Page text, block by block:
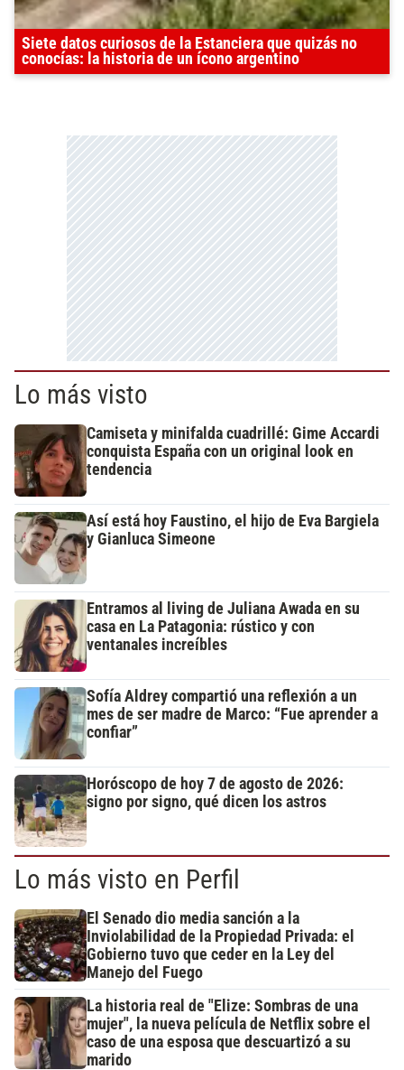
Siete datos curiosos de la Estanciera que quizás no
conocías: la historia de un ícono argentino
Lo más visto
Camiseta y minifalda cuadrillé: Gime Accardi
conquista España con un original look en
tendencia
Así está hoy Faustino, el hijo de Eva Bargiela
y Gianluca Simeone
Entramos al living de Juliana Awada en su
casa en La Patagonia: rústico y con
ventanales increíbles
Sofía Aldrey compartió una reflexión a un
mes de ser madre de Marco: “Fue aprender a
confiar”
Horóscopo de hoy 7 de agosto de 2026:
signo por signo, qué dicen los astros
Lo más visto en Perfil
El Senado dio media sanción a la
Inviolabilidad de la Propiedad Privada: el
Gobierno tuvo que ceder en la Ley del
Manejo del Fuego
La historia real de "Elize: Sombras de una
mujer", la nueva película de Netflix sobre el
caso de una esposa que descuartizó a su
marido